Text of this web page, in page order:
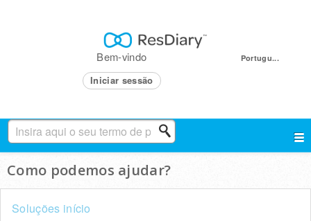
Portugu...
Bem-vindo
Iniciar sessão
Como podemos ajudar?
Soluções início